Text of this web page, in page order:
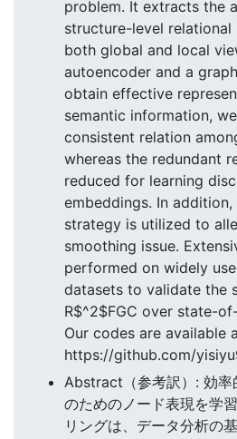
problem. It extracts the
structure-level
both global and local
autoencoder and a
obtain effective
semantic information,
consistent relation
whereas the redundant
reduced for learning
embeddings. In
strategy is utilized to
smoothing issue.
performed on widely
datasets to validate the
R$^2$FGC over state-
Our codes are available
https://github.com/
Abstract（参考訳）: 効率
のためのノード表現を学
リングは、データ分析の